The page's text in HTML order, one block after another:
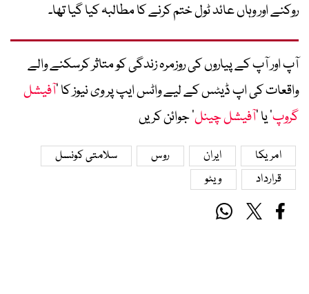
روکنے اور وہاں عائد ٹول ختم کرنے کا مطالبہ کیا گیا تھا۔
آپ اور آپ کے پیاروں کی روزمرہ زندگی کو متاثر کرسکنے والے
واقعات کی اپ ڈیٹس کے لیے واٹس ایپ پر وی نیوز کا ’آفیشل
گروپ‘ یا ’آفیشل چینل‘ جوائن کریں
امریکا ایران روس
سلامتی کونسل
قرارداد
ویٹو